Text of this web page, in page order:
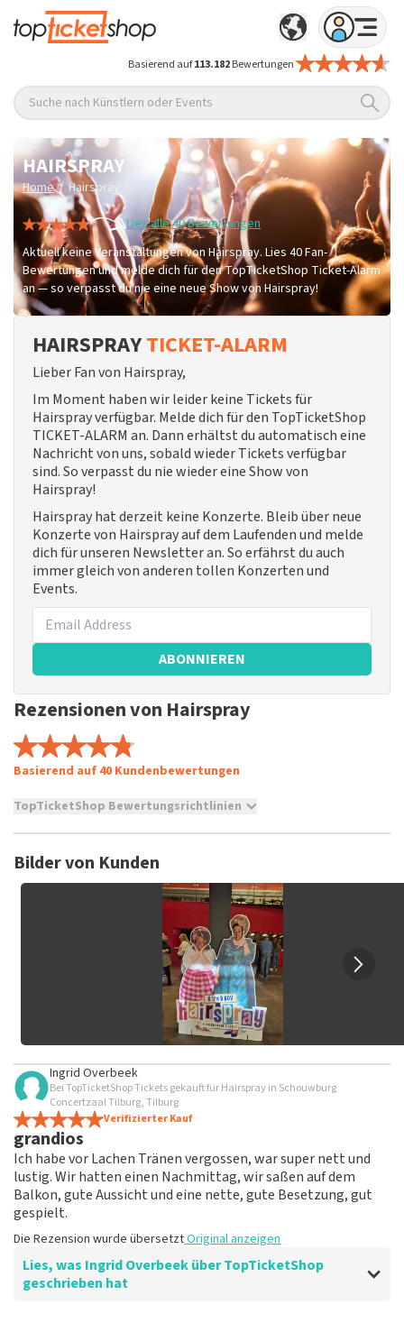
Basierend auf113.182Bewertungen
Suche nach Künstlern oder Events
HAIRSPRAY
Home / Hairspray
Lies alle 40 Bewertungen
Aktuell keine Veranstaltungen von Hairspray. Lies 40 Fan-
Bewertungen und melde dich für den TopTicketShop Ticket-Alarm
an — so verpasst du nie eine neue Show von Hairspray!
HAIRSPRAYTICKET-ALARM
Lieber Fan von Hairspray,
Im Moment haben wir leider keine Tickets für
Hairspray verfügbar. Melde dich für den TopTicketShop
TICKET-ALARM an. Dann erhältst du automatisch eine
Nachricht von uns, sobald wieder Tickets verfügbar
sind. So verpasst du nie wieder eine Show von
Hairspray!
Hairspray hat derzeit keine Konzerte. Bleib über neue
Konzerte von Hairspray auf dem Laufenden und melde
dich für unseren Newsletter an. So erfährst du auch
immer gleich von anderen tollen Konzerten und
Events.
ABONNIEREN
Rezensionen von Hairspray
Basierend auf 40 Kundenbewertungen
TopTicketShop Bewertungsrichtlinien
Es ist nicht möglich, eine Bewertung abzugeben, wenn du
beleidigender Sprache und/oder falschen Angaben werden
nicht veröffentlicht. Es kann einige Wochen dauern, bis eine
Bewertung veröffentlicht wird.
Bilder von Kunden
Ingrid Overbeek
Bei TopTicketShop Tickets gekauft für Hairspray in Schouwburg
Concertzaal Tilburg, Tilburg
Verifizierter Kauf
grandios
Ich habe vor Lachen Tränen vergossen, war super nett und
lustig. Wir hatten einen Nachmittag, wir saßen auf dem
Balkon, gute Aussicht und eine nette, gute Besetzung, gut
gespielt.
Die Rezension wurde übersetztOriginal anzeigen
Lies, was Ingrid Overbeek über TopTicketShop
geschrieben hat